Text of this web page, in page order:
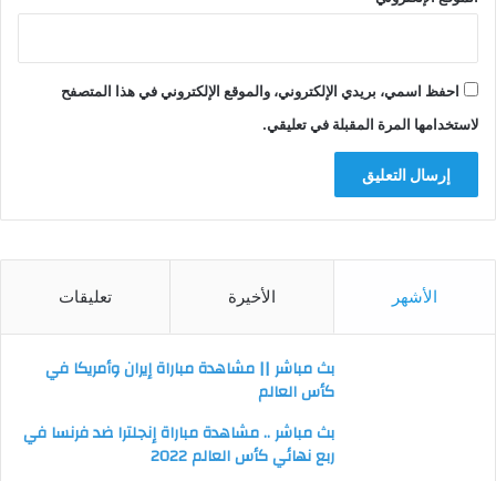
احفظ اسمي، بريدي الإلكتروني، والموقع الإلكتروني في هذا المتصفح
لاستخدامها المرة المقبلة في تعليقي.
الأشهر الأخيرة تعليقات
بث مباشر || مشاهدة مباراة إيران وأمريكا في
كأس العالم
بث مباشر .. مشاهدة مباراة إنجلترا ضد فرنسا في
ربع نهائي كأس العالم 2022